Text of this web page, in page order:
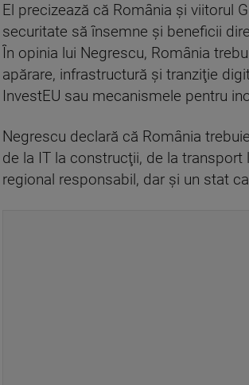
El precizează că România şi viitorul
securitate să însemne şi beneficii
În opinia lui Negrescu, România
apărare, infrastructură şi tranziţie
InvestEU sau mecanismele pentru
Negrescu declară că România
de la IT la construcţii, de la
regional responsabil, dar şi un stat